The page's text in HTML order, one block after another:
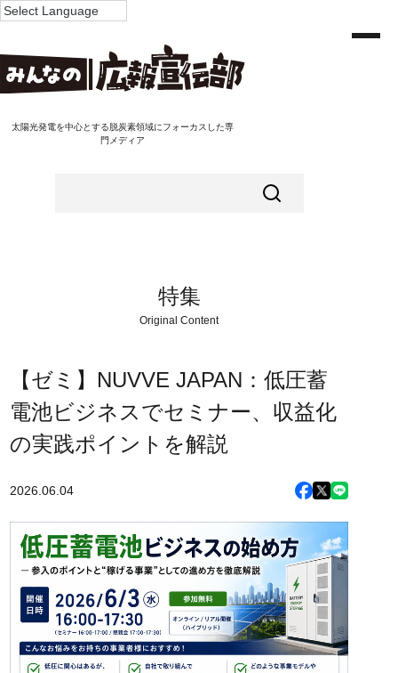
太陽光発電を中心とする脱炭素領域にフォーカスした専
門メディア
特集
Original Content
【ゼミ】NUVVE JAPAN：低圧蓄
電池ビジネスでセミナー、収益化
の実践ポイントを解説
2026.06.04